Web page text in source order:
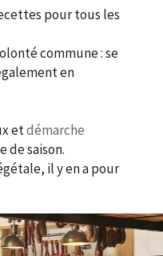
pour tous les
commune : se
en
etdémarche
de saison.
il y en a pour